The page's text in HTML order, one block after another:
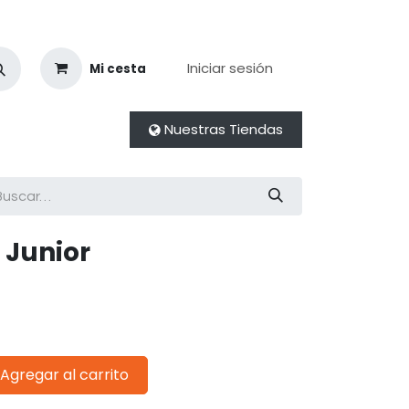
Mi cesta Iniciar sesión
Nuestras Tiendas
Junior
al carrito